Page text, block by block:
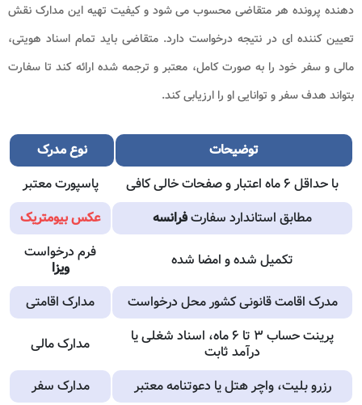
دهنده پرونده هر متقاضی محسوب می شود و کیفیت تهیه این مدارک نقش
تعیین کننده ای در نتیجه درخواست دارد. متقاضی باید تمام اسناد هویتی،
مالی و سفر خود را به صورت کامل، معتبر و ترجمه شده ارائه کند تا سفارت
بتواند هدف سفر و توانایی او را ارزیابی کند.
توضیحات
نوع مدرک
با حداقل ۶ ماه اعتبار و صفحات خالی کافی
پاسپورت معتبر
مطابق استاندارد سفارتفرانسه عکس بیومتریک
تکمیل شده و امضا شده
فرم درخواست
ویزا
مدرک اقامت قانونی کشور محل درخواست
مدارک اقامتی
پرینت حساب ۳ تا ۶ ماه، اسناد شغلی یا
درآمد ثابت
مدارک مالی
رزرو بلیت، واچر هتل یا دعوتنامه معتبر
مدارک سفر